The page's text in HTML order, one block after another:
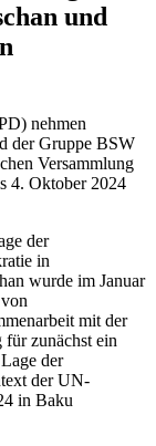
und
nehmen
der Gruppe BSW
Versammlung
4. Oktober 2024
der
in
wurde im Januar
mit der
für zunächst ein
der
der UN-
in Baku